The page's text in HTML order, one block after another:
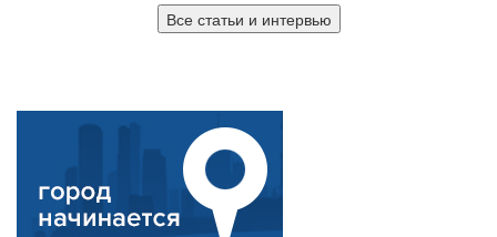
Все статьи и интервью